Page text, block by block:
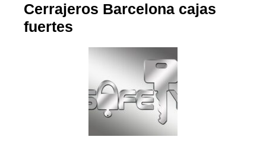
Cerrajeros Barcelona cajas
fuertes